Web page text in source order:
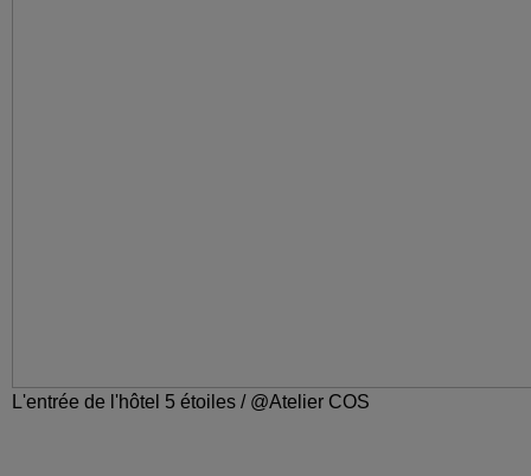
L'entrée de l'hôtel 5 étoiles / @Atelier COS